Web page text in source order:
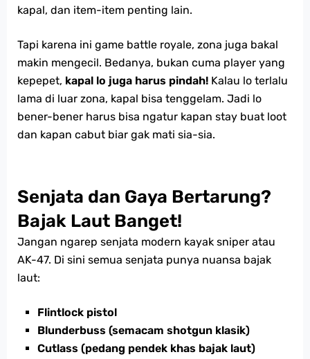
kapal, dan item-item penting lain.
Tapi karena ini game battle royale, zona juga bakal
makin mengecil. Bedanya, bukan cuma player yang
kepepet, kapal lo juga harus pindah! Kalau lo terlalu
lama di luar zona, kapal bisa tenggelam. Jadi lo
bener-bener harus bisa ngatur kapan stay buat loot
dan kapan cabut biar gak mati sia-sia.
Senjata dan Gaya Bertarung?
Bajak Laut Banget!
Jangan ngarep senjata modern kayak sniper atau
AK-47. Di sini semua senjata punya nuansa bajak
laut:
Flintlock pistol
Blunderbuss (semacam shotgun klasik)
Cutlass (pedang pendek khas bajak laut)